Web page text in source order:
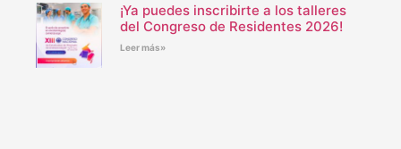
¡Ya puedes inscribirte a los talleres
del Congreso de Residentes 2026!
Leer más»